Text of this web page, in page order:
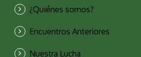
¿Quiénes somos?
Encuentros Anteriores
Nuestra Lucha